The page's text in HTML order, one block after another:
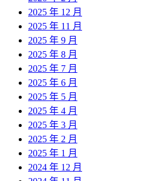
2025 年 12 月
2025 年 11 月
2025 年 9 月
2025 年 8 月
2025 年 7 月
2025 年 6 月
2025 年 5 月
2025 年 4 月
2025 年 3 月
2025 年 2 月
2025 年 1 月
2024 年 12 月